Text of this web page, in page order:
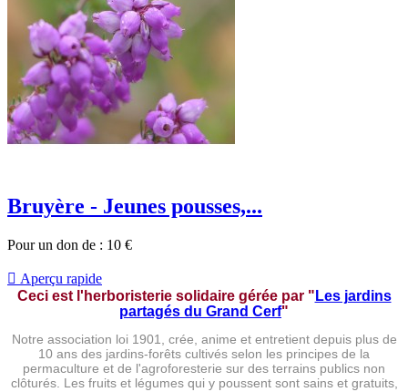
Bruyère - Jeunes pousses,...
Pour un don de : 10 €
 Aperçu rapide
Ceci est l'herboristerie solidaire gérée par " Les jardins
partagés du Grand Cerf"
Notre association loi 1901, crée, anime et entretient depuis plus de
10 ans des jardins-forêts cultivés selon les principes de la
permaculture et de l'agroforesterie sur des terrains publics non
clôturés. Les fruits et légumes qui y poussent sont sains et gratuits,